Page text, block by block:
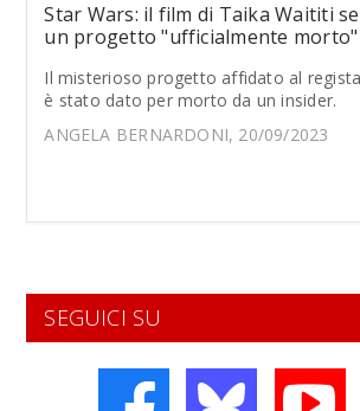
Star Wars: il film di Taika Waititi
un progetto "ufficialmente morto"
Il misterioso progetto affidato al
è stato dato per morto da un insider.
ANGELA BERNARDONI, 20/09/2023
SEGUICI SU